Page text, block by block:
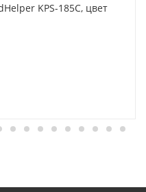
KPS-185C, цвет